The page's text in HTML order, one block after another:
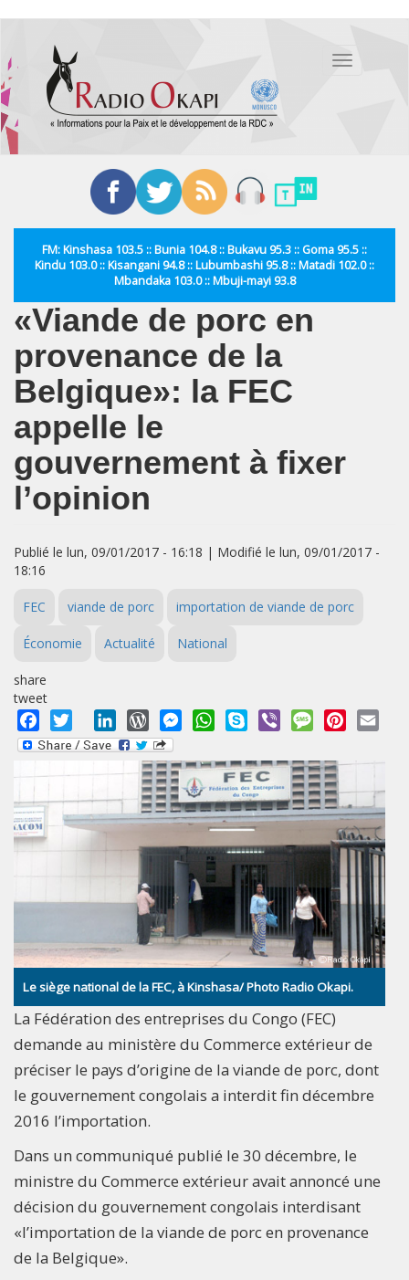
contenu
principal
Toggle
FM: Kinshasa 103.5 :: Bunia 104.8 :: Bukavu 95.3 :: Goma 95.5 ::
Kindu 103.0 :: Kisangani 94.8 :: Lubumbashi 95.8 :: Matadi 102.0 ::
Mbandaka 103.0 :: Mbuji-mayi 93.8
«Viande de porc en
provenance de la
Belgique»: la FEC
appelle le
gouvernement à fixer
l’opinion
Publié le lun, 09/01/2017 - 16:18 | Modifié le lun, 09/01/2017 -
18:16
FEC viande de porc importation de viande de porc
Économie Actualité National
share
tweet
Facebook
Twitter LinkedInWordPressMessengerWhatsApp
Skype Viber MessagePinterest
Le siège national de la FEC, à Kinshasa/ Photo Radio Okapi.
La Fédération des entreprises du Congo (FEC)
demande au ministère du Commerce extérieur de
préciser le pays d’origine de la viande de porc, dont
le gouvernement congolais a interdit fin décembre
2016 l’importation.
Dans un communiqué publié le 30 décembre, le
ministre du Commerce extérieur avait annoncé une
décision du gouvernement congolais interdisant
«l’importation de la viande de porc en provenance
de la Belgique».